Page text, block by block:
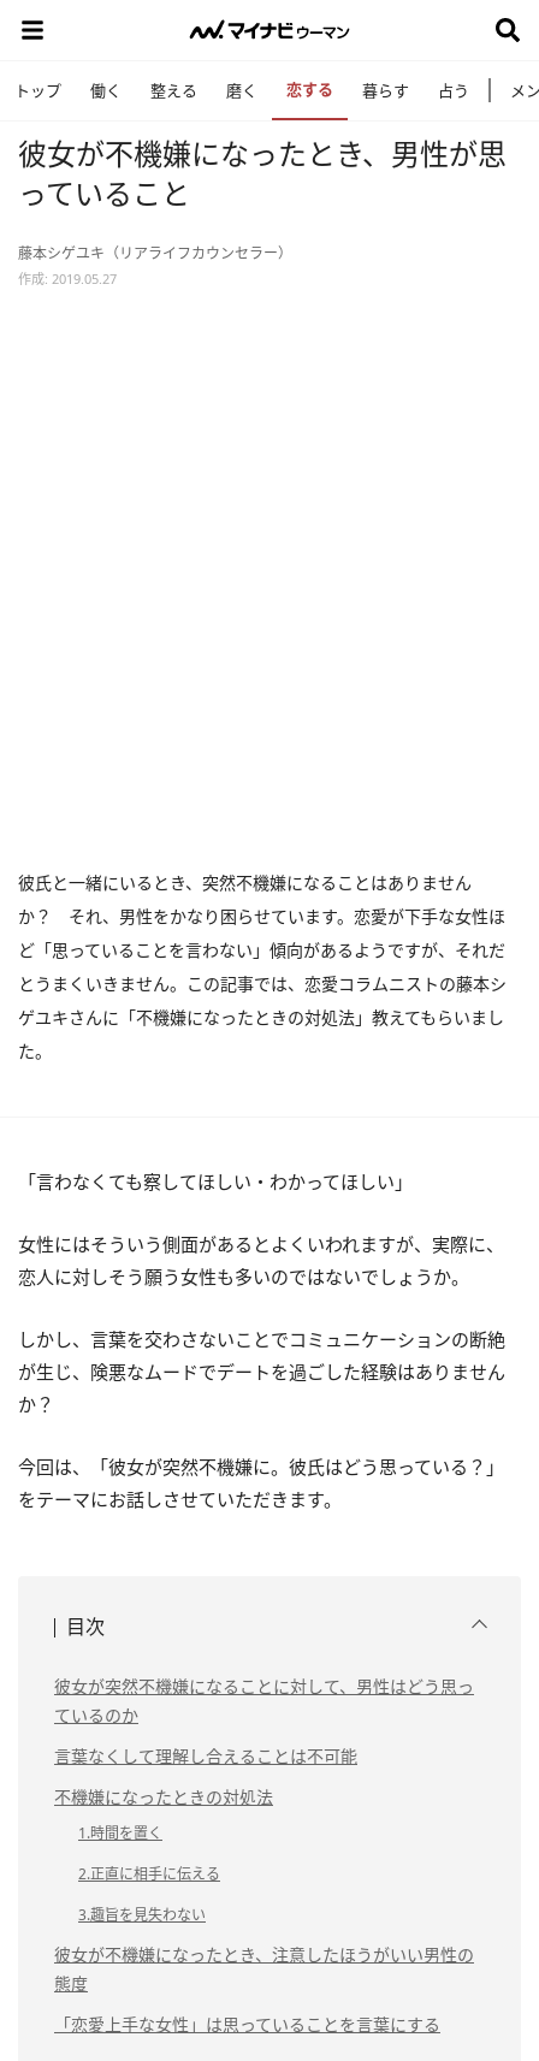
トップ 働く 整える 磨く 恋する 暮らす 占う メ
彼女が不機嫌になったとき、男性が思
っていること
藤本シゲユキ（リアライフカウンセラー）
作成: 2019.05.27
彼氏と一緒にいるとき、突然不機嫌になることはありません
か？ それ、男性をかなり困らせています。恋愛が下手な女性ほ
ど「思っていることを言わない」傾向があるようですが、それだ
とうまくいきません。この記事では、恋愛コラムニストの藤本シ
ゲユキさんに「不機嫌になったときの対処法」教えてもらいまし
た。
「言わなくても察してほしい・わかってほしい」
女性にはそういう側面があるとよくいわれますが、実際に、
恋人に対しそう願う女性も多いのではないでしょうか。
しかし、言葉を交わさないことでコミュニケーションの断絶
が生じ、険悪なムードでデートを過ごした経験はありません
か？
今回は、「彼女が突然不機嫌に。彼氏はどう思っている？」
をテーマにお話しさせていただきます。
目次
彼女が突然不機嫌になることに対して、男性はどう思っ
ているのか
言葉なくして理解し合えることは不可能
不機嫌になったときの対処法
1.時間を置く
2.正直に相手に伝える
3.趣旨を見失わない
彼女が不機嫌になったとき、注意したほうがいい男性の
態度
「恋愛上手な女性」は思っていることを言葉にする